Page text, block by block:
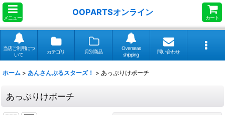
メニュー
OOPARTSオンライン
カート
当店ご利用につ
いて
カテゴリ 月別商品
Overseas
shipping
問い合わせ
ホーム > あんさんぶるスターズ！ > あっぷりけポーチ
あっぷりけポーチ